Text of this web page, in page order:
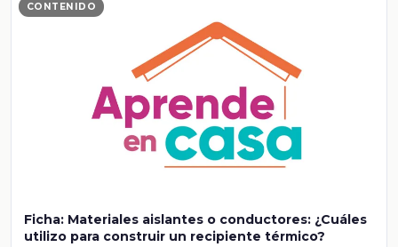
CONTENIDO
Ficha: Materiales aislantes o conductores: ¿Cuáles
utilizo para construir un recipiente térmico?